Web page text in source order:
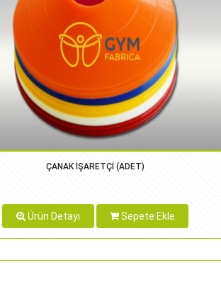
ÇANAK İŞARETÇİ (ADET)
Ürün Detayı Sepete Ekle